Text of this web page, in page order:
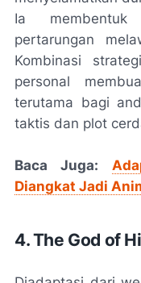
Ia
pertarungan
Kombinasi
personal
terutama bagi
taktis dan plot
Baca Juga:
Diangkat Jadi
4. The God of